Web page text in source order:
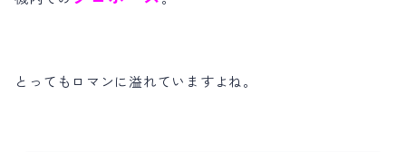
とってもロマンに溢れていますよね。